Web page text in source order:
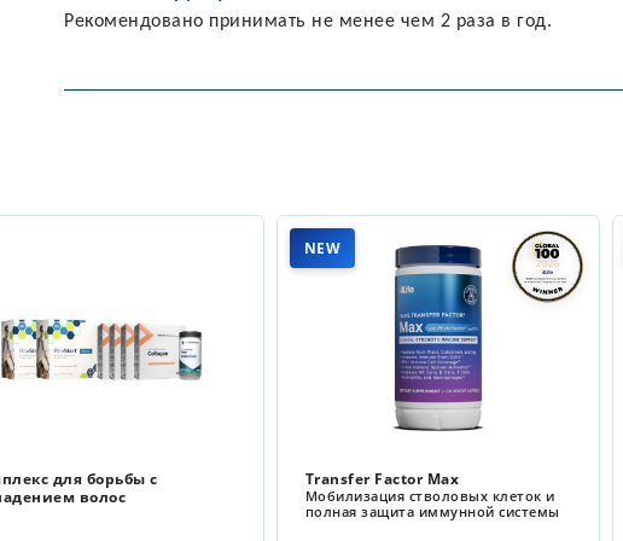
Рекомендовано принимать не менее чем 2 раза в год.
Transfer Factor Max
Мобилизация стволовых клеток и
NEW
Immune Tea
Поддержка иммунного здоровья в
форме чая